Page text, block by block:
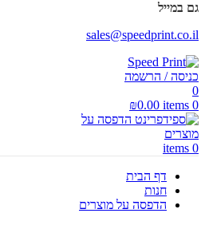
גם במייל
sales@speedprint.co.il
כניסה / הרשמה
0
0
items
₪0.00
0
items
דף הבית
חנות
הדפסה על מוצרים